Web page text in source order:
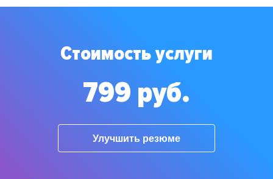
Стоимость услуги
799 руб.
Улучшить резюме